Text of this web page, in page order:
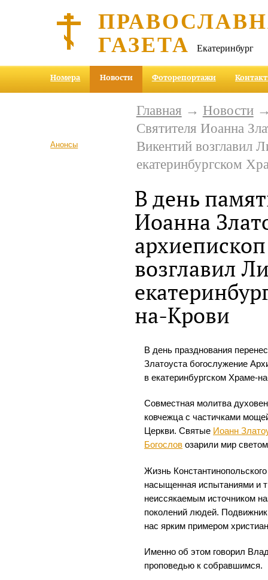
ГАЗЕТА Екатеринбург
Номера Новости Фоторепортажи
Анонсы
Главная → Новости→
Святителя Иоанна
Викентий возглавил
екатеринбургском
В день
Иоанна
возглавил
на-Крови
В день празднования
Златоуста богослужение
в екатеринбургском Храме-
Совместная молитва
ковчежца с частичками
Церкви. Святые Иоанн
Богослов озарили мир
Жизнь
насыщенная испытаниями и
неиссякаемым источником
поколений людей.
нас ярким примером
Именно об этом говорил
проповедью к собравшимся.